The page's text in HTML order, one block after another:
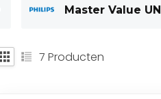
Master Value UN
7 Producten